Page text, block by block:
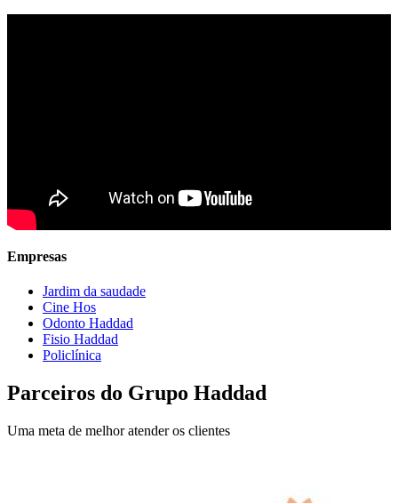
Empresas
Jardim da saudade
Cine Hos
Odonto Haddad
Fisio Haddad
Policlínica
Parceiros do Grupo Haddad
Uma meta de melhor atender os clientes